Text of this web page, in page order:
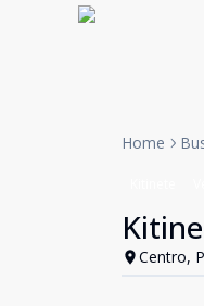
Home
Centro,